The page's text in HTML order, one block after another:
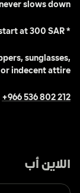
slows down.
* Tickets start at 300 SAR
indecent attire.
+966 536 802 212
اللاين أب